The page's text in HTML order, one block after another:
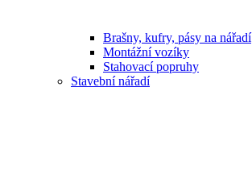
Brašny, kufry, pásy na nářadí
Montážní vozíky
Stahovací popruhy
Stavební nářadí